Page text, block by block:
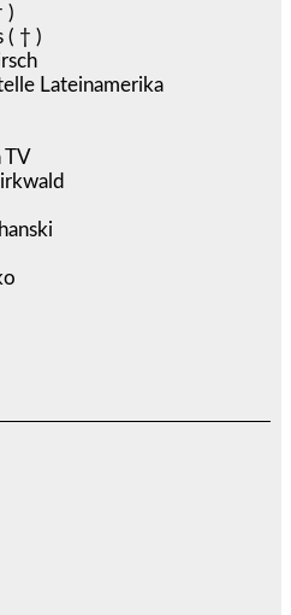
)
( † )
Lateinamerika
TV